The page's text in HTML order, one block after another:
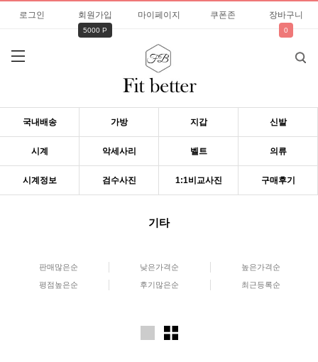
로그인 회원가입
5000 P
마이페이지 쿠폰존 장바구니
0
국내배송 가방 지갑 신발
시계 악세사리 벨트 의류
시계정보 검수사진 1:1비교사진 구매후기
기타
판매많은순 낮은가격순 높은가격순
평점높은순 후기많은순 최근등록순